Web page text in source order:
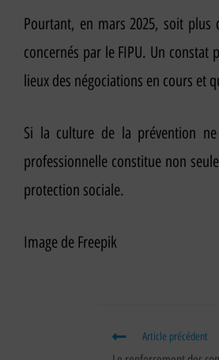
Pourtant, en mars 2025, soit plus
concernés par le FIPU. Un constat
lieux des négociations en cours et
Si la culture de la prévention
professionnelle constitue non
protection sociale.
Image de Freepik
Article précédent